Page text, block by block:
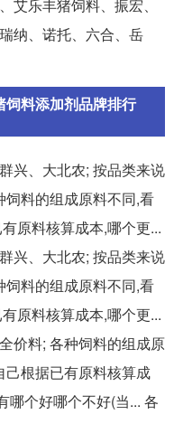
艾乐丰猪饲料、振宏、
纳、诺托、六合、岳
料添加剂品牌排行
兴、大北农; 按品类来说
料的组成原料不同,看
原料核算成本,哪个更...
兴、大北农; 按品类来说
料的组成原料不同,看
原料核算成本,哪个更...
价料; 各种饲料的组成原
根据已有原料核算成
哪个好哪个不好(当... 各